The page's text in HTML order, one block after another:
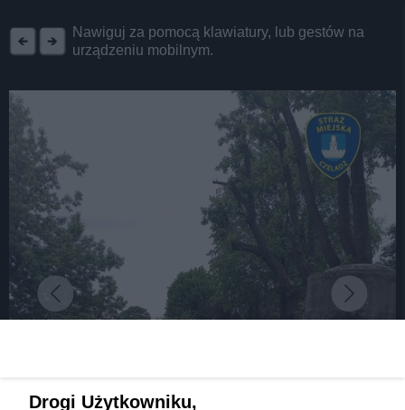
Nawiguj za pomocą klawiatury, lub gestów na
urządzeniu mobilnym.
Drogi Użytkowniku,